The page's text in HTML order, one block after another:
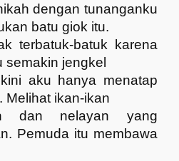
dengan tunanganku
batu giok itu.
terbatuk-batuk karena
semakin jengkel
aku hanya menatap
Melihat ikan-ikan
dan nelayan yang
Pemuda itu membawa